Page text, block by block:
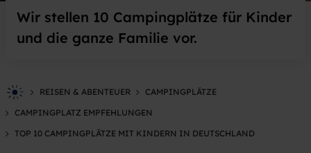
Wir stellen 10 Campingplätze für Kinder
und die ganze Familie vor.
REISEN & ABENTEUER
CAMPINGPLÄTZE
CAMPINGPLATZ EMPFEHLUNGEN
TOP 10 CAMPINGPLÄTZE MIT KINDERN IN DEUTSCHLAND